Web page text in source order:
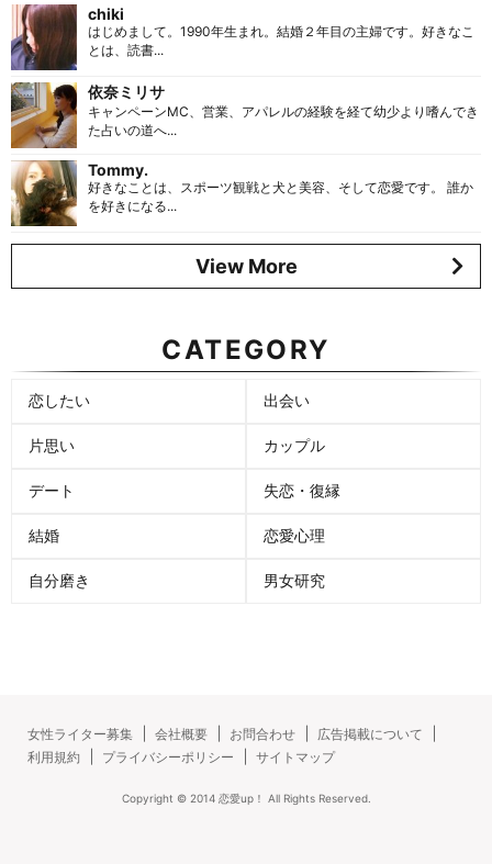
chiki
はじめまして。1990年生まれ。結婚２年目の主婦です。好きなこ
とは、読書...
依奈ミリサ
キャンペーンMC、営業、アパレルの経験を経て幼少より嗜んでき
た占いの道へ...
Tommy.
好きなことは、スポーツ観戦と犬と美容、そして恋愛です。 誰か
を好きになる...
View More
CATEGORY
恋したい 出会い
片思い カップル
デート 失恋・復縁
結婚 恋愛心理
自分磨き 男女研究
女性ライター募集 会社概要 お問合わせ
広告掲載について
利用規約
プライバシーポリシー サイトマップ
Copyright © 2014 恋愛up！ All Rights Reserved.